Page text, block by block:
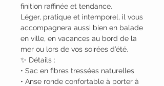
finition raffinée et tendance.
Léger, pratique et intemporel, il vous
accompagnera aussi bien en balade
en ville, en vacances au bord de la
mer ou lors de vos soirées d’été.
✨ Détails :
• Sac en fibres tressées naturelles
• Anse ronde confortable à porter à